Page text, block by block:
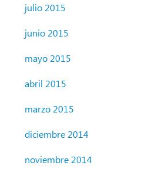
julio 2015
junio 2015
mayo 2015
abril 2015
marzo 2015
diciembre 2014
noviembre 2014